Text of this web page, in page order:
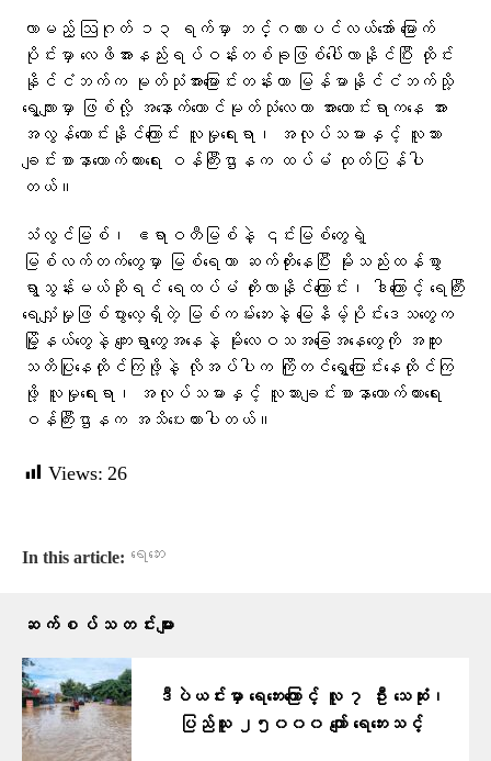
လာမည့် ဩဂုတ် ၁၃ ရက်မှာ ဘင်္ဂလားပင်လယ်အော် မြောက်
ပိုင်းမှာ လေဖိအားနည်းရပ်ဝန်းတစ်ခုဖြစ်ပေါ်လာနိုင်ပြီး ထိုင်း
နိုင်ငံဘက်က မုတ်သုံအားမြောင်းတန်းဟာ မြန်မာနိုင်ငံဘက်သို့
ရွေ့လျားမှာ ဖြစ်လို့ အနောက်တောင်မုတ်သုံလေဟာ အားကောင်းရာကနေ အား
အလွန်ကောင်းနိုင်ကြောင်း လူမှုရေးရာ၊ အလုပ်သမားနှင့် လူသား
ချင်းစာနာထောက်ထားရေး ဝန်ကြီးဌာနက ထပ်မံ ထုတ်ပြန်ပါ
တယ်။
သံလွင်မြစ်၊ ဧရာဝတီမြစ်နဲ့ ၎င်းမြစ်တွေရဲ့
မြစ်လက်တက်တွေမှာ မြစ်ရေဟာ ဆက်တိုးနေပြီး မိုးသည်းထန်စွာ
ရွာသွန်းမယ်ဆိုရင် ရေထပ်မံ တိုးလာနိုင်ကြောင်း၊ ဒါကြောင့် ရေကြီး
ရေလျှံမှုဖြစ်ပွားလေ့ရှိတဲ့ မြစ်ကမ်းဘေးနဲ့ မြေနိမ့်ပိုင်းဒေသတွေက
မြို့နယ်တွေနဲ့ ကျေးရွာတွေအနေနဲ့ မိုးလေဝသအခြေအနေတွေကို အထူး
သတိပြုနေထိုင်ကြဖို့နဲ့ လိုအပ်ပါက ကြိုတင်ရွှေ့ပြောင်းနေထိုင်ကြ
ဖို့ လူမှုရေးရာ၊ အလုပ်သမားနှင့် လူသားချင်းစာနာထောက်ထားရေး
ဝန်ကြီးဌာနက အသိပေးထားပါတယ်။
Views: 26
In this article: ရေဘေး
ဆက်စပ်သတင်းများ
ဒီပဲယင်းမှာ ရေဘေးကြောင့် လူ ၇ ဦး သေဆုံး၊
ပြည်သူ ၂၅၀၀၀ ကျော် ရေဘေးသင့်